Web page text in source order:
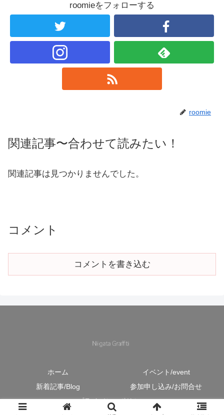
roomieをフォローする
roomie
関連記事〜合わせて読みたい！
関連記事は見つかりませんでした。
コメント
コメントを書き込む
ホーム
イベント/event
新着記事/Blog
参加申し込み/お問合せ
プライバシーポリシー